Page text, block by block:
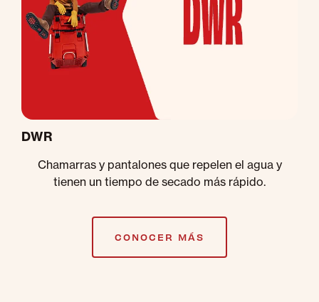
DWR
Chamarras y pantalones que repelen el agua y
tienen un tiempo de secado más rápido.
CONOCER MÁS